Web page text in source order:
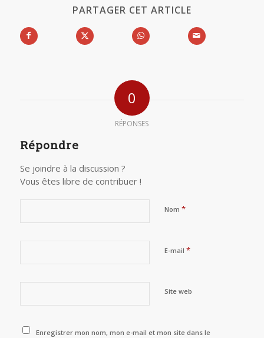
PARTAGER CET ARTICLE
0
RÉPONSES
Répondre
Se joindre à la discussion ?
Vous êtes libre de contribuer !
Nom *
E-mail *
Site web
Enregistrer mon nom, mon e-mail et mon site dans le